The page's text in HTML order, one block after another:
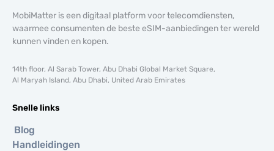
MobiMatter is een digitaal platform voor telecomdiensten,
waarmee consumenten de beste eSIM-aanbiedingen ter wereld
kunnen vinden en kopen.
14th floor, Al Sarab Tower, Abu Dhabi Global Market Square,
Al Maryah Island, Abu Dhabi, United Arab Emirates
Snelle links
Blog
Handleidingen